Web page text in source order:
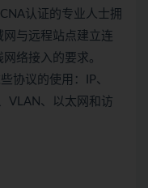
认证的专业人士拥
与远程站点建立连
络接入的要求。
协议的使用：IP、
VLAN、以太网和访